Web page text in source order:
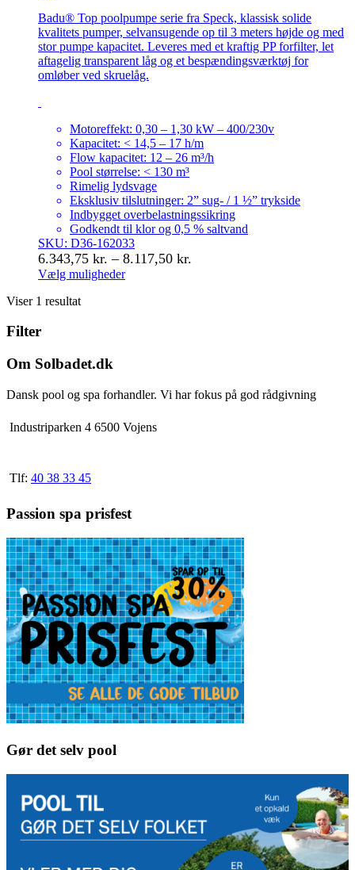
Badu® Top poolpumpe serie fra Speck, klassisk solide
kvalitets pumper, selvansugende op til 3 meters højde og med
stor pumpe kapacitet. Leveres med et kraftig PP forfilter, let
aftagelig transparent låg og et bespændingsværktøj for
omløber ved skruelåg.
Motoreffekt: 0,30 – 1,30 kW – 400/230v
Kapacitet: < 14,5 – 17 h/m
Flow kapacitet: 12 – 26 m³/h
Pool størrelse: < 130 m³
Rimelig lydsvage
Eksklusiv tilslutninger: 2” sug- / 1 ½” trykside
Indbygget overbelastningssikring
Godkendt til klor og 0,5 % saltvand
SKU: D36-162033
6.343,75 kr. – 8.117,50 kr.
Vælg muligheder
vare
flere
Mulighederne
kan
vælges
på
Viser 1 resultat
Filter
Om Solbadet.dk
Dansk pool og spa forhandler. Vi har fokus på god rådgivning
Industriparken 4 6500 Vojens
Tlf: 40 38 33 45
Passion spa prisfest
Gør det selv pool